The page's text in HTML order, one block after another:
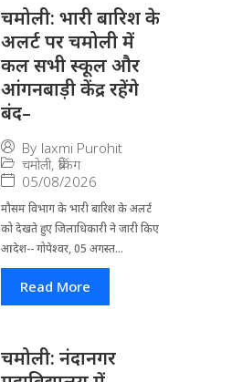
चमोली: भारी बारिश के
अलर्ट पर चमोली में
कल सभी स्कूल और
आंगनबाड़ी केंद्र रहेंगे
बंद–
By laxmi Purohit
चमोली, ब्रेकिंग
05/08/2026
मौसम विभाग के भारी बारिश के अलर्ट
को देखते हुए जिला​धिकारी ने जारी किए
आदेश-- गोपेश्वर, 05 अगस्त...
Read More
चमोली: नंदानगर